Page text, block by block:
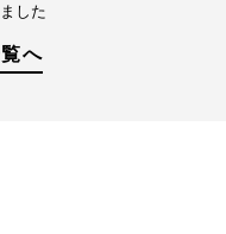
した
へ